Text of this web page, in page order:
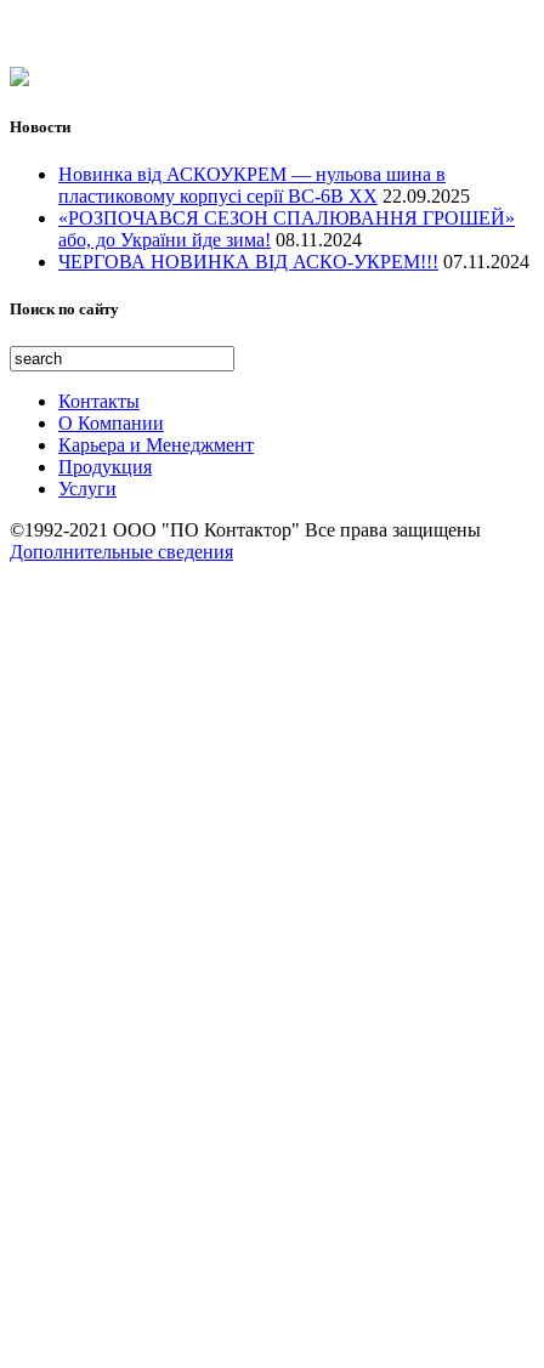
Новости
Новинка від АСКОУКРЕМ — нульова шина в
пластиковому корпусі серії ВС-6В ХХ 22.09.2025
«РОЗПОЧАВСЯ СЕЗОН СПАЛЮВАННЯ ГРОШЕЙ»
або, до України йде зима! 08.11.2024
ЧЕРГОВА НОВИНКА ВІД АСКО-УКРЕМ!!! 07.11.2024
Поиск по сайту
Контакты
О Компании
Карьера и Менеджмент
Продукция
Услуги
©1992-2021 ООО "ПО Контактор" Все права защищены
Дополнительные сведения